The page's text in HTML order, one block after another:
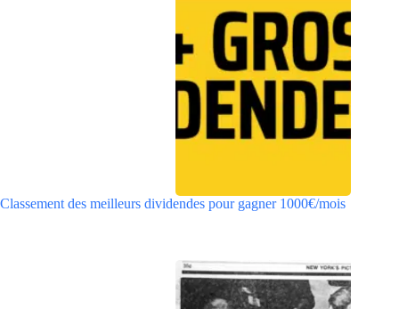
Classement des meilleurs dividendes pour gagner 1000€/mois